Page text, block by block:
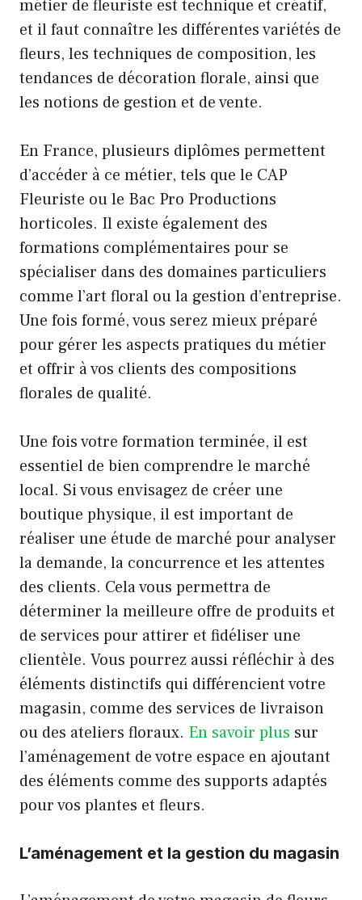
métier de fleuriste est technique et créatif,
et il faut connaître les différentes variétés de
fleurs, les techniques de composition, les
tendances de décoration florale, ainsi que
les notions de gestion et de vente.
En France, plusieurs diplômes permettent
d’accéder à ce métier, tels que le CAP
Fleuriste ou le Bac Pro Productions
horticoles. Il existe également des
formations complémentaires pour se
spécialiser dans des domaines particuliers
comme l’art floral ou la gestion d’entreprise.
Une fois formé, vous serez mieux préparé
pour gérer les aspects pratiques du métier
et offrir à vos clients des compositions
florales de qualité.
Une fois votre formation terminée, il est
essentiel de bien comprendre le marché
local. Si vous envisagez de créer une
boutique physique, il est important de
réaliser une étude de marché pour analyser
la demande, la concurrence et les attentes
des clients. Cela vous permettra de
déterminer la meilleure offre de produits et
de services pour attirer et fidéliser une
clientèle. Vous pourrez aussi réfléchir à des
éléments distinctifs qui différencient votre
magasin, comme des services de livraison
ou des ateliers floraux. En savoir plus sur
l’aménagement de votre espace en ajoutant
des éléments comme des supports adaptés
pour vos plantes et fleurs.
L’aménagement et la gestion du magasin